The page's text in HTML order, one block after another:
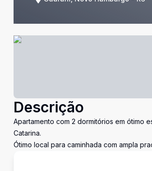
Descrição
Apartamento com 2 dormitórios em ótimo
Catarina.
Ótimo local para caminhada com ampla